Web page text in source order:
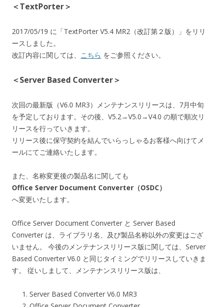
＜TextPorter＞
2017/05/19 に「TextPorter V5.4 MR2（改訂第２版）」をリリ
ースしました。
改訂内容に関しては、
こちら をご参照ください。
＜Server Based Converter＞
次回の最新版（V6.0 MR3）メンテナンスリリースは、7月中旬
を予定しております。その後、V5.2→V5.0→V4.0 の順で順次リ
リースを行っていきます。
リリース後に保守契約を結んでいらっしゃるお客様へ向けてメ
ールにてご連絡いたします。
また、名称変更後の製品名に関しても
Office Server Document Converter（OSDC）
へ変更いたします。
Office Server Document Converter と Server Based
Converter は、ライブラリ名、及び製品名称以外の変更はござ
いません。 今後のメンテナンスリリース版に関しては、Server
Based Converter V6.0 と同じタイミングでリリースしていきま
す。 従いしまして、メンテナンスリリース版は、
Server Based Converter V6.0 MR3